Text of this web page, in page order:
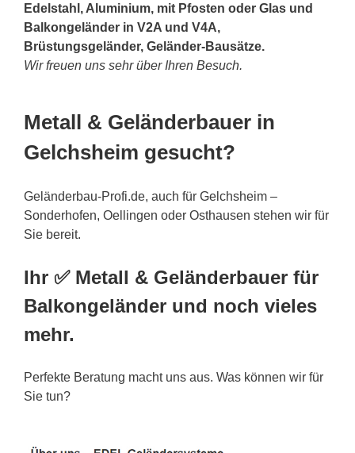
Edelstahl, Aluminium, mit Pfosten oder Glas und
Balkongeländer in V2A und V4A,
Brüstungsgeländer, Geländer-Bausätze.
Wir freuen uns sehr über Ihren Besuch.
Metall & Geländerbauer in
Gelchsheim gesucht?
Geländerbau-Profi.de, auch für Gelchsheim –
Sonderhofen, Oellingen oder Osthausen stehen wir für
Sie bereit.
Ihr ✅ Metall & Geländerbauer für
Balkongeländer und noch vieles
mehr.
Perfekte Beratung macht uns aus. Was können wir für
Sie tun?